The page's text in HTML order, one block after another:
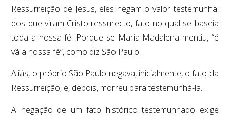
Ressurreição de Jesus, eles negam o valor testemunhal
dos que viram Cristo ressurecto, fato no qual se baseia
toda a nossa fé. Porque se Maria Madalena mentiu, “é
vã a nossa fé”, como diz São Paulo.
Aliás, o próprio São Paulo negava, inicialmente, o fato da
Ressurreição, e, depois, morreu para testemunhá-la.
A negação de um fato histórico testemunhado exige